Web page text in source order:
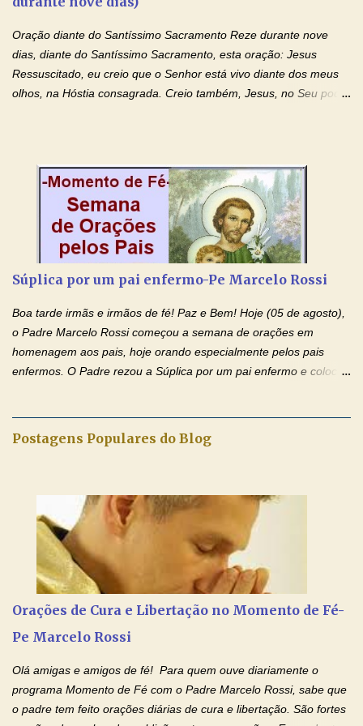
IMACULADO CORAÇÃO DE MAR...
Oração diante do Santíssimo Sacramento Reze durante nove
dias, diante do Santíssimo Sacramento, esta oração: Jesus
Ressuscitado, eu creio que o Senhor está vivo diante dos meus
olhos, na Hóstia consagrada. Creio também, Jesus, no Seu poder
creio, Jesus, e clamo que este Sangue seja agora derramado
sobre mim e sobre todos os meus familiares. Eu peço, Senhor
Jesus, que, pelo poder libertador e salvítico deste Sangue,
possamos nos livrar de toda opressão diabólica que possa estar
prejudicando a nossa família. Peço também que atenda, em
(apresente aqui o seu pedido...) Eu, desde já, agradeço de
coração, confiante que o Senhor me atenderá. Eu louvo o Pai por
ter nos dado o Senhor, Jesus, como presente de Páscoa. eu
agradeço de coração ao Espíri...
Súplica por um pai enfermo-Pe Marcelo Rossi
Boa tarde irmãs e irmãos de fé! Paz e Bem! Hoje (05 de agosto),
o Padre Marcelo Rossi começou a semana de orações em
homenagem aos pais, hoje orando especialmente pelos pais
enfermos. O Padre rezou a Súplica por um pai enfermo e colocou
de Nossa Senhora. Adriana dos Anjos-Devoção e Fé Mensagem
aos nossos pais. Hoje nossas orações serão focadas nos pais
que não se encontram bem de saúde, OS PAIS ENFERMOS!
Amados, durante toda esta semana vamos orar pelos nossos
pais. Vamos dedicar um dia para os pais mais idosos, pais que
estão doentes, pais que estão longe dos filhos, pais que já são
falecidos, pais que tem problemas com vícios, enfim, vamos orar
Postagens Populares do Blog
Orações de Cura e Libertação no Momento de Fé-
Pe Marcelo Rossi
Olá amigas e amigos de fé! Para quem ouve diariamente o
programa Momento de Fé com o Padre Marcelo Rossi, sabe que
o padre tem feito orações diárias de cura e libertação. São fortes